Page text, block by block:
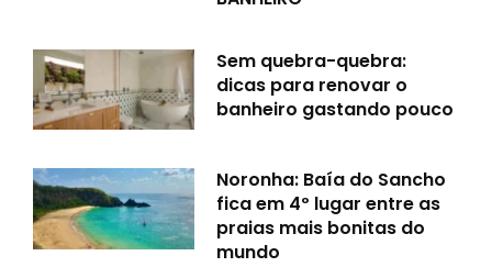
Sem quebra-quebra:
dicas para renovar o
banheiro gastando pouco
Noronha: Baía do Sancho
fica em 4º lugar entre as
praias mais bonitas do
mundo